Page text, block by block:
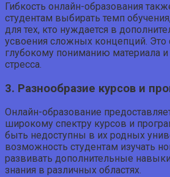
Гибкость онлайн-образования
студентам выбирать темп
для тех, кто нуждается в
усвоения сложных концепций. Это
глубокому пониманию материала
стресса.
3. Разнообразие курсов и
Онлайн-образование
широкому спектру курсов и
быть недоступны в их родных
возможность студентам изучать
развивать дополнительные
знания в различных областях.